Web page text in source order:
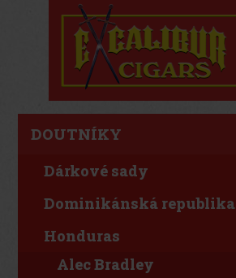
DOUTNÍKY
Dárkové sady
Dominikánská republika
Honduras
Alec Bradley